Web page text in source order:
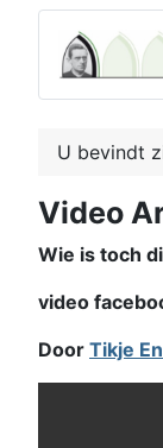
U bevindt
Video
Wie is toch
video
Door Tikje